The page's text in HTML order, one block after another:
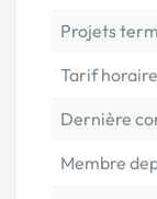
Projets
Tarif
Dernière
Membre